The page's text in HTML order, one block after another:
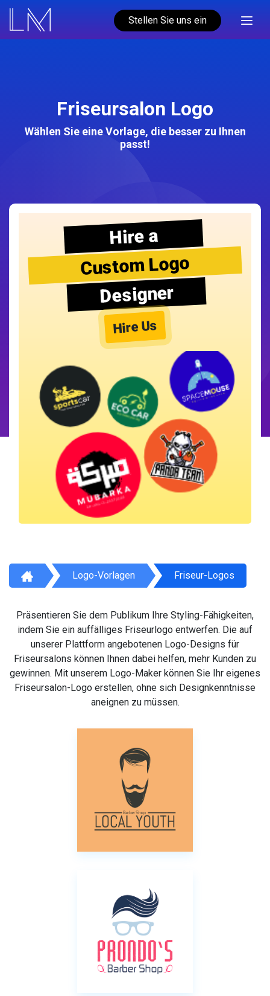
Stellen Sie uns ein
Friseursalon Logo
Wählen Sie eine Vorlage, die besser zu Ihnen
passt!
Hire a
Custom Logo
Designer
Hire Us
Logo-Vorlagen Friseur-Logos
Präsentieren Sie dem Publikum Ihre Styling-Fähigkeiten,
indem Sie ein auffälliges Friseurlogo entwerfen. Die auf
unserer Plattform angebotenen Logo-Designs für
Friseursalons können Ihnen dabei helfen, mehr Kunden zu
gewinnen. Mit unserem Logo-Maker können Sie Ihr eigenes
Friseursalon-Logo erstellen, ohne sich Designkenntnisse
aneignen zu müssen.